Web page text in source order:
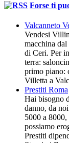
Forse ti
Valcanneto
Vendesi
macchina
di Ceri. Per
terra:
primo piano:
Villetta a
Prestiti Roma
Hai bisogno
danno, da
5000 a
possiamo
Prestiti